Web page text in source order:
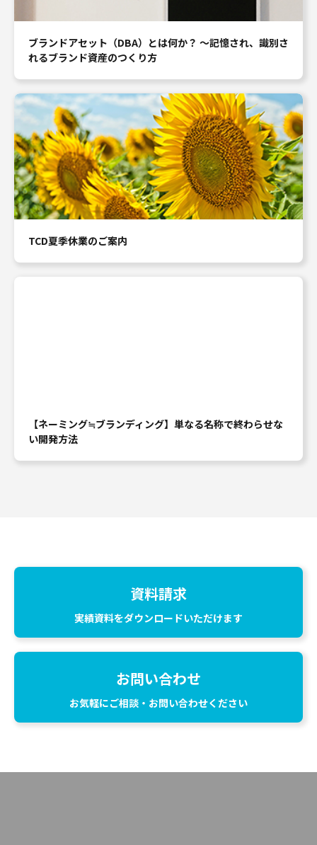
ブランドアセット（DBA）とは何か？ ～記憶され、識別さ
れるブランド資産のつくり方
TCD夏季休業のご案内
【ネーミング≒ブランディング】単なる名称で終わらせな
い開発方法
資料請求
実績資料をダウンロードいただけます
お問い合わせ
お気軽にご相談・お問い合わせください